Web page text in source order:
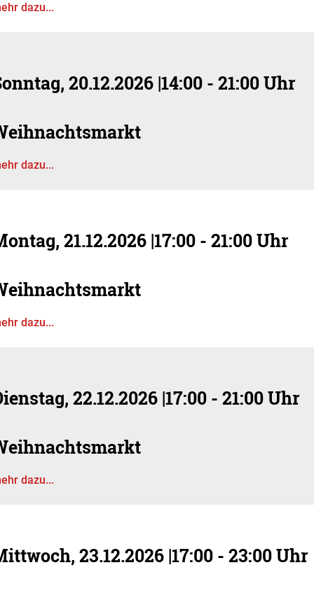
dazu...
20.12.2026 |14:00 - 21:00 Uhr
dazu...
21.12.2026 |17:00 - 21:00 Uhr
dazu...
22.12.2026 |17:00 - 21:00 Uhr
dazu...
23.12.2026 |17:00 - 23:00 Uhr